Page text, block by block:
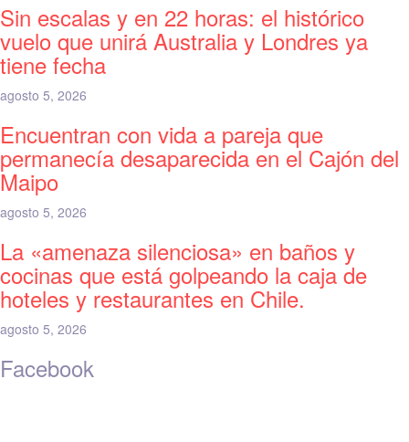
Sin escalas y en 22 horas: el histórico
vuelo que unirá Australia y Londres ya
tiene fecha
agosto 5, 2026
Encuentran con vida a pareja que
permanecía desaparecida en el Cajón del
Maipo
agosto 5, 2026
La «amenaza silenciosa» en baños y
cocinas que está golpeando la caja de
hoteles y restaurantes en Chile.
agosto 5, 2026
Facebook